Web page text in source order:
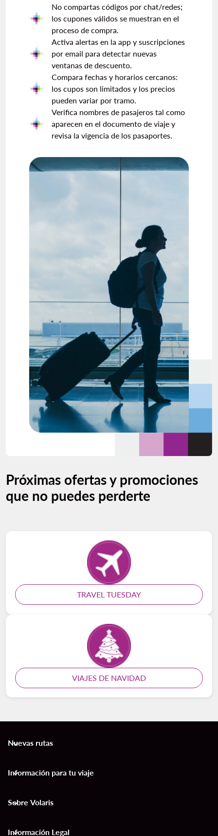
No compartas códigos por chat/redes;
los cupones válidos se muestran en el
proceso de compra.
Activa alertas en la app y suscripciones
por email para detectar nuevas
ventanas de descuento.
Compara fechas y horarios cercanos:
los cupos son limitados y los precios
pueden variar por tramo.
Verifica nombres de pasajeros tal como
aparecen en el documento de viaje y
revisa la vigencia de los pasaportes.
Próximas ofertas y promociones
que no puedes perderte
TRAVEL TUESDAY
VIAJES DE NAVIDAD
Nuevas rutas
keyboard_arrow_down
Información para tu viaje
keyboard_arrow_down
Sobre Volaris
keyboard_arrow_down
Información Legal
keyboard_arrow_down